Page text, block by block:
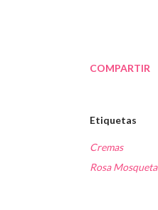
COMPARTIR
Etiquetas
Cremas
Rosa Mosqueta